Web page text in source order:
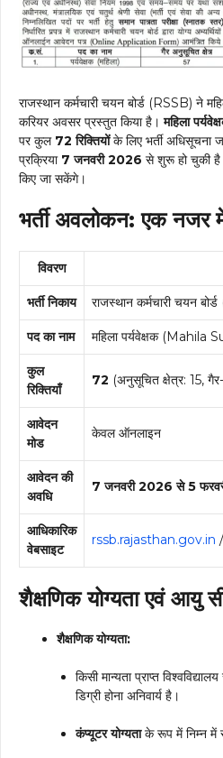
राजस्थान कर्मचारी चयन बोर्ड (RSSB) ने
करियर अवसर प्रस्तुत किया है।महिला
पर कुल 72 रिक्तियोंके लिए भर्ती अधिसूचना
प्रक्रिया 7 जनवरी 2026 से शुरू हो चुकी
किए जा सकेंगे।
भर्ती अवलोकन: एक नजर
विवरण
भर्ती निकाय राजस्थान कर्मचारी चयन
पद का नाम महिला पर्यवेक्षक (Mahila
कुल
रिक्तियाँ
72 (अनुसूचित क्षेत्र: 15,
आवेदन
मोड
केवल ऑनलाइन
आवेदन की
अवधि
7 जनवरी 2026 से 5
आधिकारिक
वेबसाइट
rssb.rajasthan.gov.in /
शैक्षणिक योग्यता एवं आयु
शैक्षणिक योग्यता:
किसी मान्यता प्राप्त
डिग्री होना अनिवार्य है।
कंप्यूटर योग्यताके रूप में निम्न में से